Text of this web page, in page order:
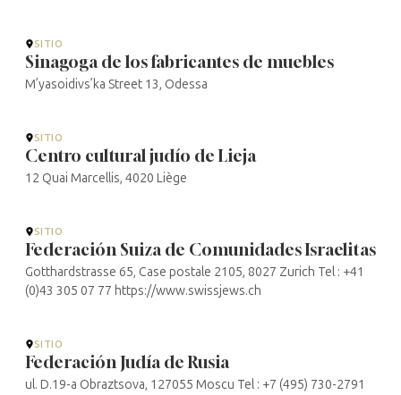
SITIO
Sinagoga de los fabricantes de muebles
M’yasoidivs’ka Street 13, Odessa
SITIO
Centro cultural judío de Lieja
12 Quai Marcellis, 4020 Liège
SITIO
Federación Suiza de Comunidades Israelitas
Gotthardstrasse 65, Case postale 2105, 8027 Zurich Tel : +41
(0)43 305 07 77 https://www.swissjews.ch
SITIO
Federación Judía de Rusia
ul. D.19-a Obraztsova, 127055 Moscu Tel : +7 (495) 730-2791